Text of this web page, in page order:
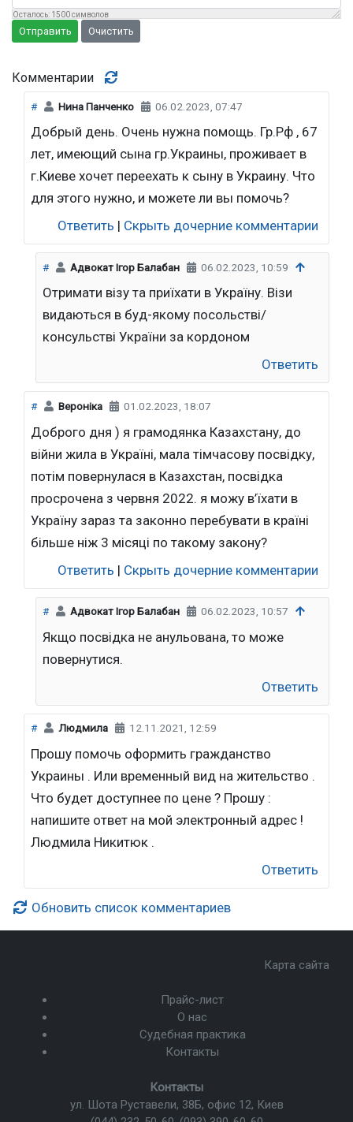
Осталось: 1500символов
Отправить Очистить
Комментарии
# Нина Панченко 06.02.2023, 07:47
Добрый день. Очень нужна помощь. Гр.Рф , 67
лет, имеющий сына гр.Украины, проживает в
г.Киеве хочет переехать к сыну в Украину. Что
для этого нужно, и можете ли вы помочь?
Ответить | Скрыть дочерние комментарии
# Адвокат Ігор Балабан 06.02.2023, 10:59
Отримати візу та приїхати в Україну. Візи
видаються в буд-якому посольстві/
консульстві України за кордоном
Ответить
# Вероніка 01.02.2023, 18:07
Доброго дня ) я грамодянка Казахстану, до
війни жила в Україні, мала тімчасову посвідку,
потім повернулася в Казахстан, посвідка
просрочена з червня 2022. я можу в’їхати в
Україну зараз та законно перебувати в країні
більше ніж 3 місяці по такому закону?
Ответить | Скрыть дочерние комментарии
# Адвокат Ігор Балабан 06.02.2023, 10:57
Якщо посвідка не анульована, то може
повернутися.
Ответить
# Людмила 12.11.2021, 12:59
Прошу помочь оформить гражданство
Украины . Или временный вид на жительство .
Что будет доступнее по цене ? Прошу :
напишите ответ на мой электронный адрес !
Людмила Никитюк .
Ответить
Обновить список комментариев
Контакты
ул. Шота Руставели, 38Б, офис 12, Киев
Прайс-лист
О нас
Судебная практика
Контакты
Карта сайта